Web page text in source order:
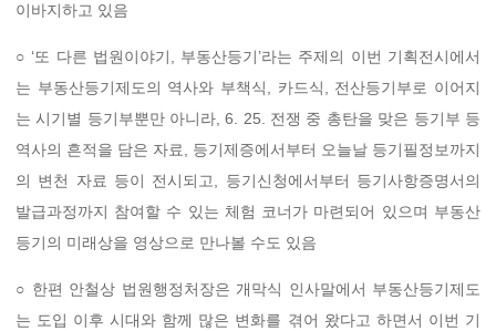
이바지하고 있음
○ ‘또 다른 법원이야기, 부동산등기’라는 주제의 이번 기획전시에서
는 부동산등기제도의 역사와 부책식, 카드식, 전산등기부로 이어지
는 시기별 등기부뿐만 아니라, 6. 25. 전쟁 중 총탄을 맞은 등기부 등
역사의 흔적을 담은 자료, 등기제증에서부터 오늘날 등기필정보까지
의 변천 자료 등이 전시되고, 등기신청에서부터 등기사항증명서의
발급과정까지 참여할 수 있는 체험 코너가 마련되어 있으며 부동산
등기의 미래상을 영상으로 만나볼 수도 있음
○ 한편 안철상 법원행정처장은 개막식 인사말에서 부동산등기제도
는 도입 이후 시대와 함께 많은 변화를 겪어 왔다고 하면서 이번 기